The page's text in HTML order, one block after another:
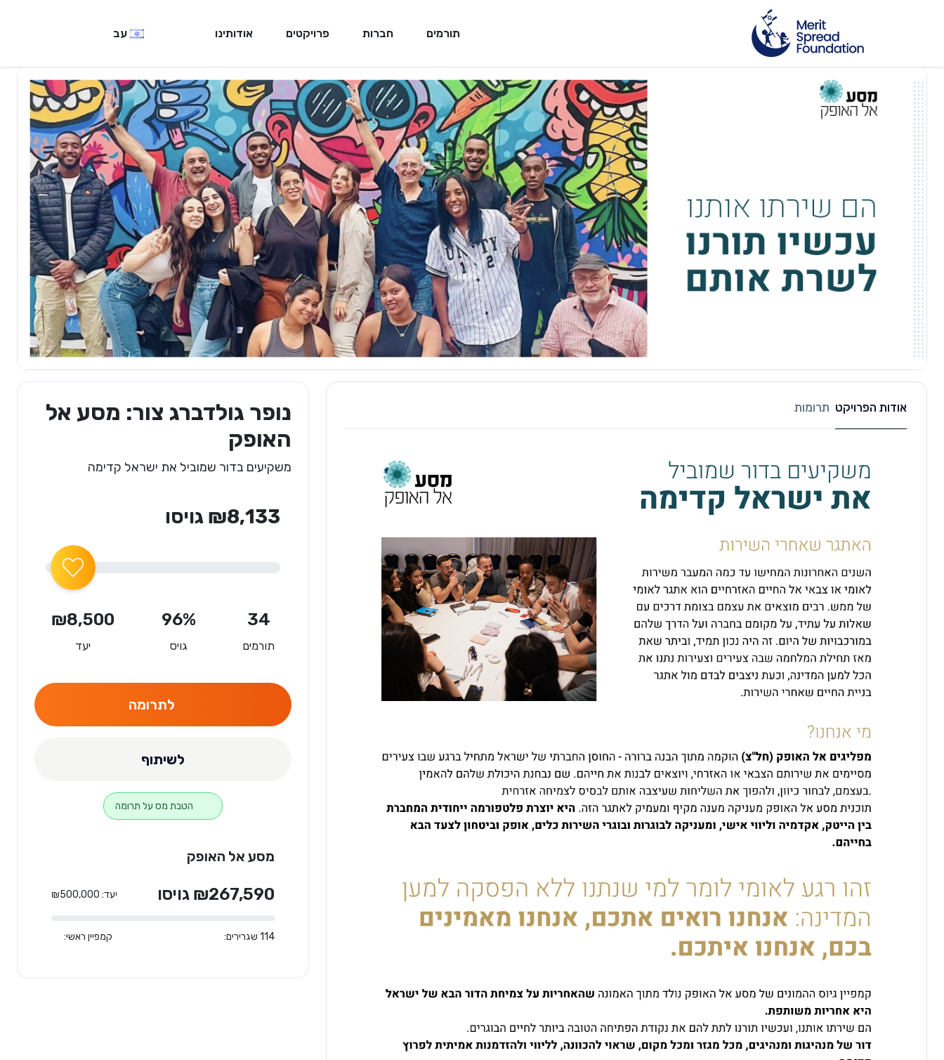
תורמים חברות פרויקטים אודותינו עב
נופר גולדברג צור: מסע אל
האופק
משקיעים בדור שמוביל את ישראל קדימה
₪8,133 גויסו
34
תורמים
96%
גויס
₪8,500
יעד
לתרומה
לשיתוף
הטבת מס על תרומה
מסע אל האופק
₪267,590 גויסו יעד: ₪500,000
114 שגרירים: קמפיין ראשי:
אודות הפרויקט תרומות